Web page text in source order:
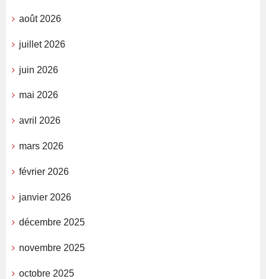
août 2026
juillet 2026
juin 2026
mai 2026
avril 2026
mars 2026
février 2026
janvier 2026
décembre 2025
novembre 2025
octobre 2025